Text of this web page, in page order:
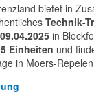
bietet in
Technik-
in
5 Einheiten und
in Moers-